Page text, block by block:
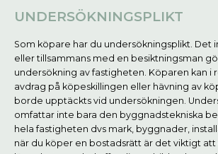
UNDERSÖKNINGSPLIKT
Som köpare har du undersökningsplikt. Det
eller tillsammans med en besiktningsman
undersökning av fastigheten. Köparen kan i
avdrag på köpeskillingen eller hävning av
borde upptäckts vid undersökningen.
omfattar inte bara den byggnadstekniska
hela fastigheten dvs mark, byggnader,
när du köper en bostadsrätt är det viktigt